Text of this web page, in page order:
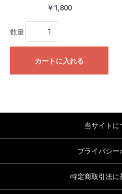
￥1,800
数量
カートに入れる
当サイトに
プライバシー
特定商取引法に